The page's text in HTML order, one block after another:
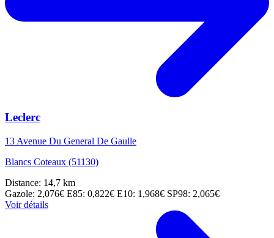
Leclerc
13 Avenue Du General De Gaulle
Blancs Coteaux (51130)
Distance: 14,7 km
Gazole: 2,076€ E85: 0,822€ E10: 1,968€ SP98: 2,065€
Voir détails